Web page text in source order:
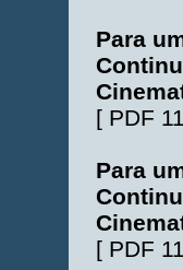
Para
[ PDF
Para
[ PDF